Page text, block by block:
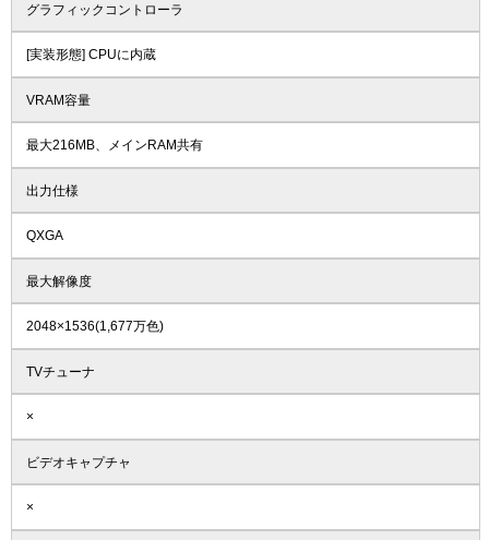
グラフィックコントローラ
[実装形態] CPUに内蔵
VRAM容量
最大216MB、メインRAM共有
出力仕様
QXGA
最大解像度
2048×1536(1,677万色)
TVチューナ
×
ビデオキャプチャ
×